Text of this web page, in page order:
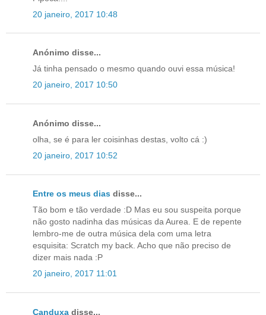
20 janeiro, 2017 10:48
Anónimo disse...
Já tinha pensado o mesmo quando ouvi essa música!
20 janeiro, 2017 10:50
Anónimo disse...
olha, se é para ler coisinhas destas, volto cá :)
20 janeiro, 2017 10:52
Entre os meus dias disse...
Tão bom e tão verdade :D Mas eu sou suspeita porque
não gosto nadinha das músicas da Aurea. E de repente
lembro-me de outra música dela com uma letra
esquisita: Scratch my back. Acho que não preciso de
dizer mais nada :P
20 janeiro, 2017 11:01
Canduxa disse...